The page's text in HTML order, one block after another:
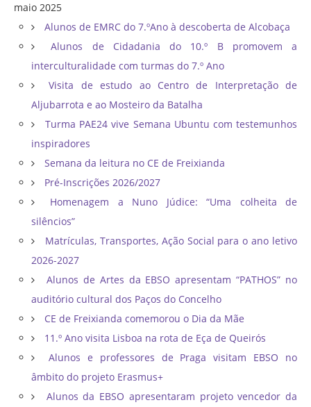
maio 2025
Alunos de EMRC do 7.ºAno à descoberta de Alcobaça
Alunos de Cidadania do 10.º B promovem a
interculturalidade com turmas do 7.º Ano
Visita de estudo ao Centro de Interpretação de
Aljubarrota e ao Mosteiro da Batalha
Turma PAE24 vive Semana Ubuntu com testemunhos
inspiradores
Semana da leitura no CE de Freixianda
Pré-Inscrições 2026/2027
Homenagem a Nuno Júdice: “Uma colheita de
silêncios”
Matrículas, Transportes, Ação Social para o ano letivo
2026-2027
Alunos de Artes da EBSO apresentam “PATHOS” no
auditório cultural dos Paços do Concelho
CE de Freixianda comemorou o Dia da Mãe
11.º Ano visita Lisboa na rota de Eça de Queirós
Alunos e professores de Praga visitam EBSO no
âmbito do projeto Erasmus+
Alunos da EBSO apresentaram projeto vencedor da